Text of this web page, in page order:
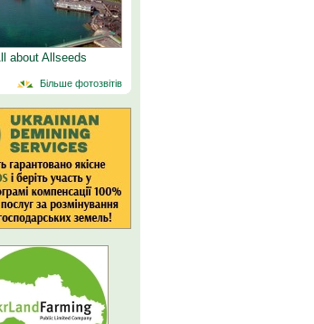
about Allseeds
Більше фотозвітів